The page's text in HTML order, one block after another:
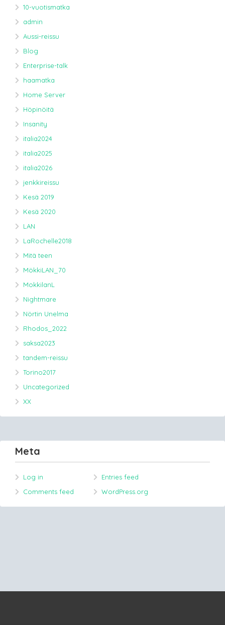
10-vuotismatka
admin
Aussi-reissu
Blog
Enterprise-talk
haamatka
Home Server
Höpinöitä
Insanity
italia2024
italia2025
italia2026
jenkkireissu
Kesä 2019
Kesä 2020
LAN
LaRochelle2018
Mitä teen
MökkiLAN_70
MokkilanL
Nightmare
Nörtin Unelma
Rhodos_2022
saksa2023
tandem-reissu
Torino2017
Uncategorized
XX
Meta
Log in
Entries feed
Comments feed
WordPress.org